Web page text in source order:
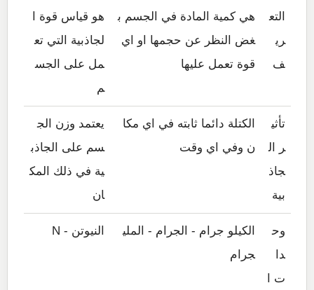
التع
ري
ف
هي كمية المادة في الجسم ب
غض النظر عن حجمها او اي
قوة تعمل عليها
هو قياس قوة ا
لجاذبية التي تع
مل على الجس
م
تأثي
ر ال
جاذ
بية
الكتلة دائما ثابته في اي مكا
ن وفي اي وقت
يعتمد وزن الج
سم على الجاذب
ية في ذلك المك
ان
وح
دا
ت ا
الكيلو جرام - الجرام - الملي
جرام
النيوتن - N